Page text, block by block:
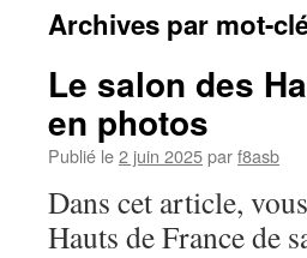
Archives par mot-
Le salon des
en photos
Publié le2 juin 2025parf8asb
Dans cet article,
Hauts de France de